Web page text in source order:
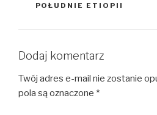
POŁUDNIE ETIOPII
Dodaj komentarz
Twój adres e-mail nie zostanie
pola są oznaczone *